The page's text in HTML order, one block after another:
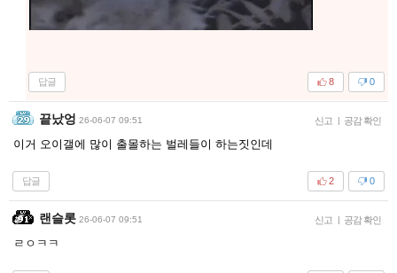
답글 0
8
끝났엉 26-06-07 09:51 신고 | 공감 확인
이거 오이갤에 많이 출몰하는 벌레들이 하는짓인데
답글 0
2
랜슬롯 26-06-07 09:51 신고 | 공감 확인
ㄹㅇㅋㅋ